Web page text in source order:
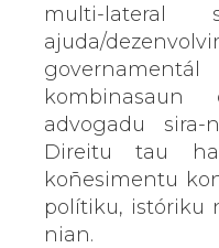
multi-lateral
ajuda/
advogadu
Direitu tau
koñesimentu
polítiku, istóriku
nian.